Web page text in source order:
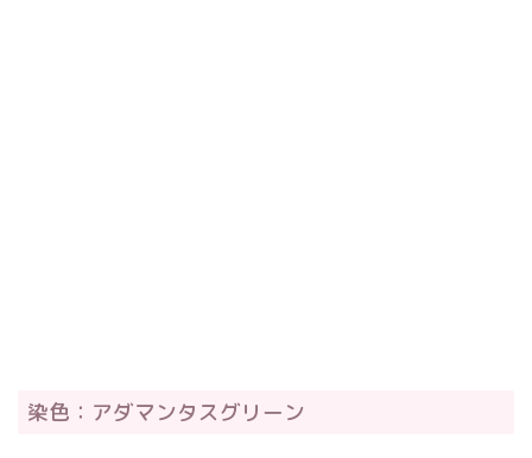
染色：アダマンタスグリーン